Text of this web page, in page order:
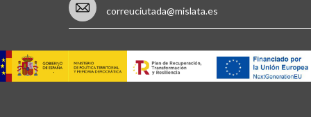
correuciutada@mislata.es